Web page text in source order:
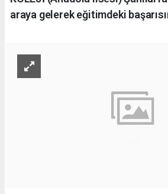
araya gelerek eğitimdeki